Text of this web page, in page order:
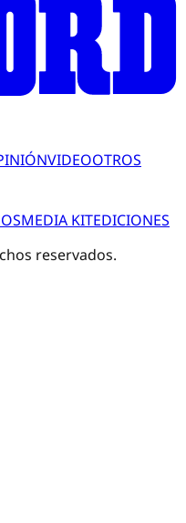
VIDEOOTROS
MEDIA KITEDICIONES
reservados.